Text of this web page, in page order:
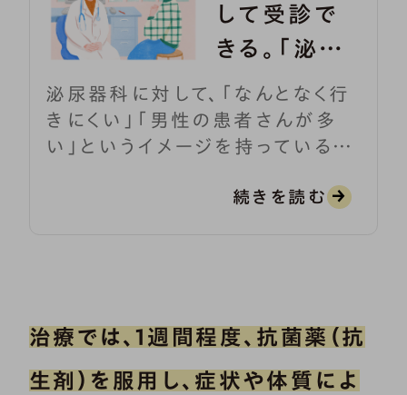
して受診で
きる。「泌尿
器科」はこん
な場所
泌尿器科に対して、「なんとなく行
きにくい」「男性の患者さんが多
い」というイメージを持っている女
尿のトラブルは性別や年齢を問わ
のハードルが高いと思われがち
続きを読む
治療では、1週間程度、抗菌薬（抗
生剤）を服用し、症状や体質によ